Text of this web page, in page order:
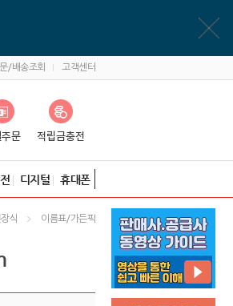
/배송조회 고객센터
디지털 휴대폰
식 이름표/가든픽